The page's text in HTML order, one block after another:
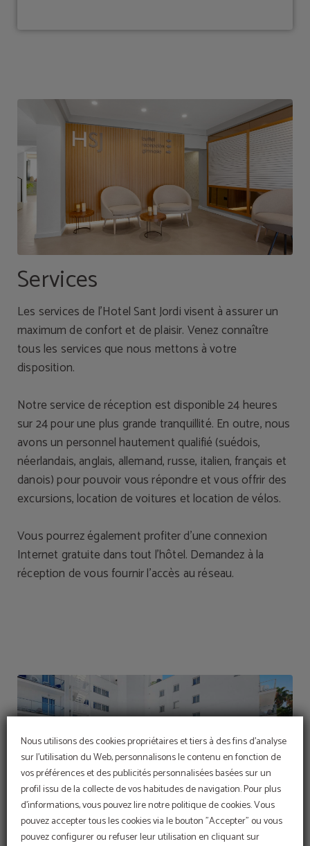
Nous utilisons des cookies propriétaires et tiers à des fins d'analyse
sur l'utilisation du Web, personnalisons le contenu en fonction de
vos préférences et des publicités personnalisées basées sur un
profil issu de la collecte de vos habitudes de navigation. Pour plus
d'informations, vous pouvez lire notre politique de cookies. Vous
pouvez accepter tous les cookies via le bouton "Accepter" ou vous
pouvez configurer ou refuser leur utilisation en cliquant sur
Services
Les services de l’Hotel Sant Jordi visent à assurer un
maximum de confort et de plaisir. Venez connaître
tous les services que nous mettons à votre
disposition.
Notre service de réception est disponible 24 heures
sur 24 pour une plus grande tranquillité. En outre, nous
avons un personnel hautement qualifié (suédois,
néerlandais, anglais, allemand, russe, italien, français et
danois) pour pouvoir vous répondre et vous offrir des
excursions, location de voitures et location de vélos.
Vous pourrez également profiter d’une connexion
Internet gratuite dans tout l’hôtel. Demandez à la
réception de vous fournir l’accès au réseau.